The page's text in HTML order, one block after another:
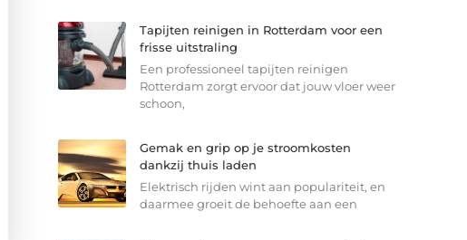
Tapijten reinigen in Rotterdam voor een
frisse uitstraling
Een professioneel tapijten reinigen
Rotterdam zorgt ervoor dat jouw vloer weer
schoon,
Gemak en grip op je stroomkosten
dankzij thuis laden
Elektrisch rijden wint aan populariteit, en
daarmee groeit de behoefte aan een